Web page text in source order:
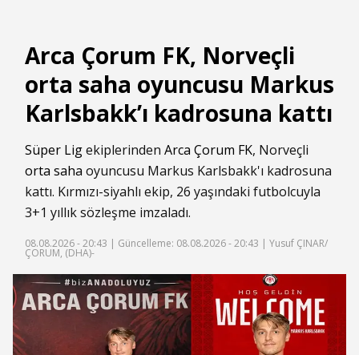
Arca Çorum FK, Norveçli
orta saha oyuncusu Markus
Karlsbakk’ı kadrosuna kattı
Süper Ligekiplerinden Arca Çorum FK, Norveçli
orta saha oyuncusu Markus Karlsbakk'ı kadrosuna
kattı. Kırmızı-siyahlı ekip, 26 yaşındaki futbolcuyla
3+1 yıllık sözleşme imzaladı.
08.08.2026 - 20:43 | Güncelleme: 08.08.2026 - 20:43 | Yusuf ÇINAR/
ÇORUM, (DHA)-